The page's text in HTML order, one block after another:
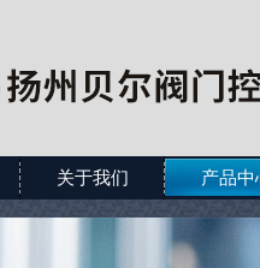
关于我们 产品中